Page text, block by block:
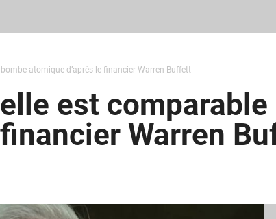
atomique d’après le financier Warren Buffett
est comparable
Warren